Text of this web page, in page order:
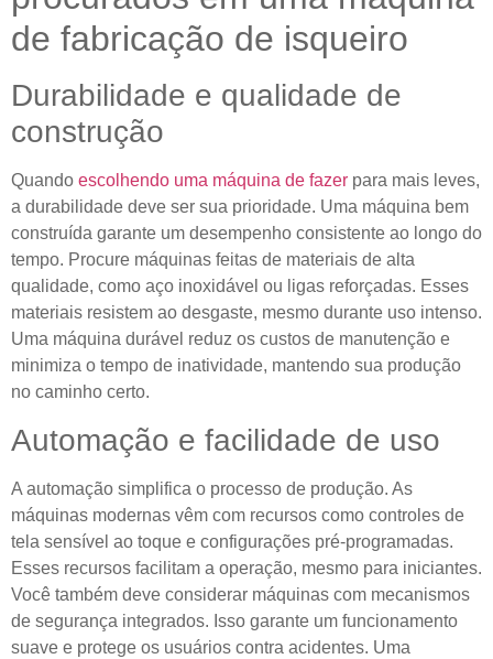
de fabricação de isqueiro
Durabilidade e qualidade de
construção
Quando escolhendo uma máquina de fazer para mais leves,
a durabilidade deve ser sua prioridade. Uma máquina bem
construída garante um desempenho consistente ao longo do
tempo. Procure máquinas feitas de materiais de alta
qualidade, como aço inoxidável ou ligas reforçadas. Esses
materiais resistem ao desgaste, mesmo durante uso intenso.
Uma máquina durável reduz os custos de manutenção e
minimiza o tempo de inatividade, mantendo sua produção
no caminho certo.
Automação e facilidade de uso
A automação simplifica o processo de produção. As
máquinas modernas vêm com recursos como controles de
tela sensível ao toque e configurações pré-programadas.
Esses recursos facilitam a operação, mesmo para iniciantes.
Você também deve considerar máquinas com mecanismos
de segurança integrados. Isso garante um funcionamento
suave e protege os usuários contra acidentes. Uma